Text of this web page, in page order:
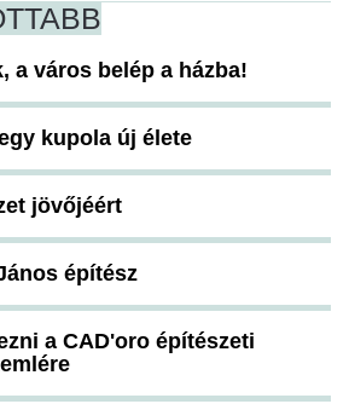
a város belép a házba!
kupola új élete
jövőjéért
építész
a CAD'oro építészeti